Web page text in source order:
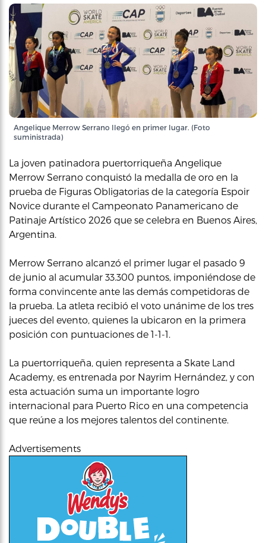
Angelique Merrow Serrano llegó en primer lugar. (Foto
suministrada)
La joven patinadora puertorriqueña Angelique
Merrow Serrano conquistó la medalla de oro en la
prueba de Figuras Obligatorias de la categoría Espoir
Novice durante el Campeonato Panamericano de
Patinaje Artístico 2026 que se celebra en Buenos Aires,
Argentina.
Merrow Serrano alcanzó el primer lugar el pasado 9
de junio al acumular 33.300 puntos, imponiéndose de
forma convincente ante las demás competidoras de
la prueba. La atleta recibió el voto unánime de los tres
jueces del evento, quienes la ubicaron en la primera
posición con puntuaciones de 1-1-1.
La puertorriqueña, quien representa a Skate Land
Academy, es entrenada por Nayrim Hernández, y con
esta actuación suma un importante logro
internacional para Puerto Rico en una competencia
que reúne a los mejores talentos del continente.
Advertisements